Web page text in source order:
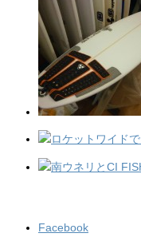
Facebook